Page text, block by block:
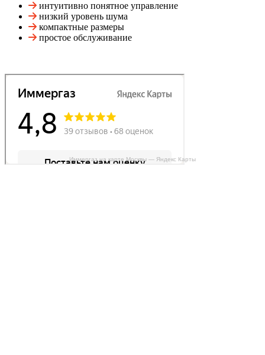
интуитивно понятное управление
низкий уровень шума
компактные размеры
простое обслуживание
Иммергаз на карте Москвы — Яндекс Карты